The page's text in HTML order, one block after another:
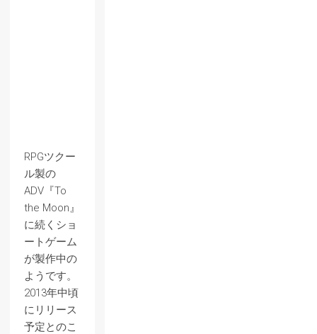
RPGツクー
ル製の
ADV『To
the Moon』
に続くショ
ートゲーム
が製作中の
ようです。
2013年中頃
にリリース
予定とのこ